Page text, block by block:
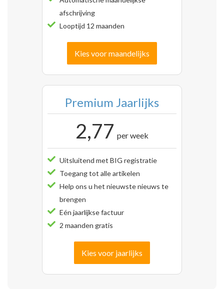
afschrijving
Looptijd 12 maanden
Kies voor maandelijks
Premium Jaarlijks
2,77 per week
Uitsluitend met BIG registratie
Toegang tot alle artikelen
Help ons u het nieuwste nieuws te
brengen
Eén jaarlijkse factuur
2 maanden gratis
Kies voor jaarlijks